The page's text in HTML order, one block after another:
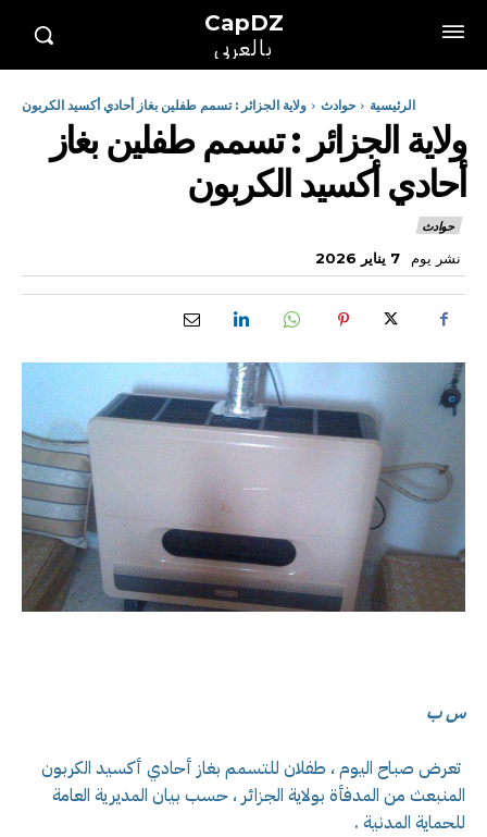
CapDZ
بالعربي
الرئيسية حوادث ولاية الجزائر : تسمم طفلين بغاز أحادي أكسيد الكربون
ولاية الجزائر : تسمم طفلين بغاز
أحادي أكسيد الكربون
حوادث
نشر يوم 7 يناير 2026
س ب
تعرض صباح اليوم ، طفلان للتسمم بغاز أحادي أكسيد الكربون
المنبعث من المدفأة بولاية الجزائر ، حسب بيان المديرية العامة
للحماية المدنية .